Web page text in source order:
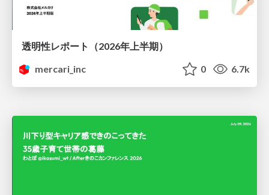
透明性レポート（2026年上半期）
mercari_inc
0 6.7k